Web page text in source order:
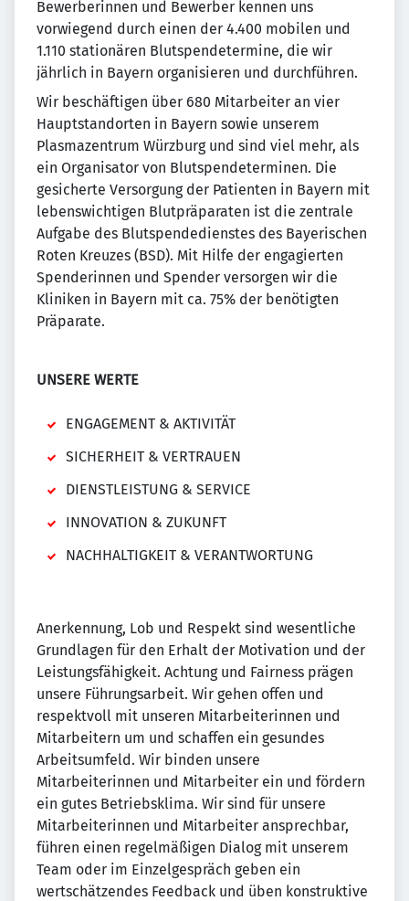
Bewerberinnen und Bewerber kennen uns
vorwiegend durch einen der 4.400 mobilen und
1.110 stationären Blutspendetermine, die wir
jährlich in Bayern organisieren und durchführen.
Wir beschäftigen über 680 Mitarbeiter an vier
Hauptstandorten in Bayern sowie unserem
Plasmazentrum Würzburg und sind viel mehr, als
ein Organisator von Blutspendeterminen. Die
gesicherte Versorgung der Patienten in Bayern mit
lebenswichtigen Blutpräparaten ist die zentrale
Aufgabe des Blutspendedienstes des Bayerischen
Roten Kreuzes (BSD). Mit Hilfe der engagierten
Spenderinnen und Spender versorgen wir die
Kliniken in Bayern mit ca. 75% der benötigten
Präparate.
UNSERE WERTE
ENGAGEMENT & AKTIVITÄT
SICHERHEIT & VERTRAUEN
DIENSTLEISTUNG & SERVICE
INNOVATION & ZUKUNFT
NACHHALTIGKEIT & VERANTWORTUNG
Anerkennung, Lob und Respekt sind wesentliche
Grundlagen für den Erhalt der Motivation und der
Leistungsfähigkeit. Achtung und Fairness prägen
unsere Führungsarbeit. Wir gehen offen und
respektvoll mit unseren Mitarbeiterinnen und
Mitarbeitern um und schaffen ein gesundes
Arbeitsumfeld. Wir binden unsere
Mitarbeiterinnen und Mitarbeiter ein und fördern
ein gutes Betriebsklima. Wir sind für unsere
Mitarbeiterinnen und Mitarbeiter ansprechbar,
führen einen regelmäßigen Dialog mit unserem
Team oder im Einzelgespräch geben ein
wertschätzendes Feedback und üben konstruktive